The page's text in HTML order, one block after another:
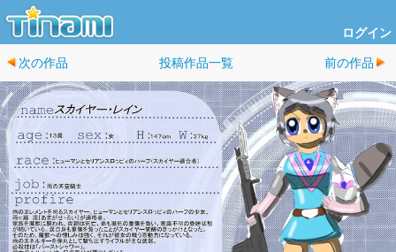
ログイン
次の作品 投稿作品一覧 前の作品